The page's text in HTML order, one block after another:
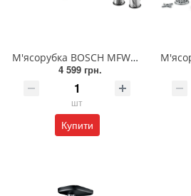
М'ясорубка BOSCH MFW2517W
4 599 грн.
шт
Купити